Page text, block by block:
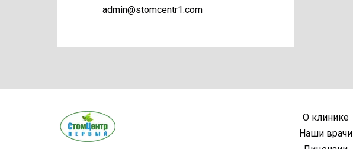
admin@stomcentr1.com
О клинике
Наши врачи